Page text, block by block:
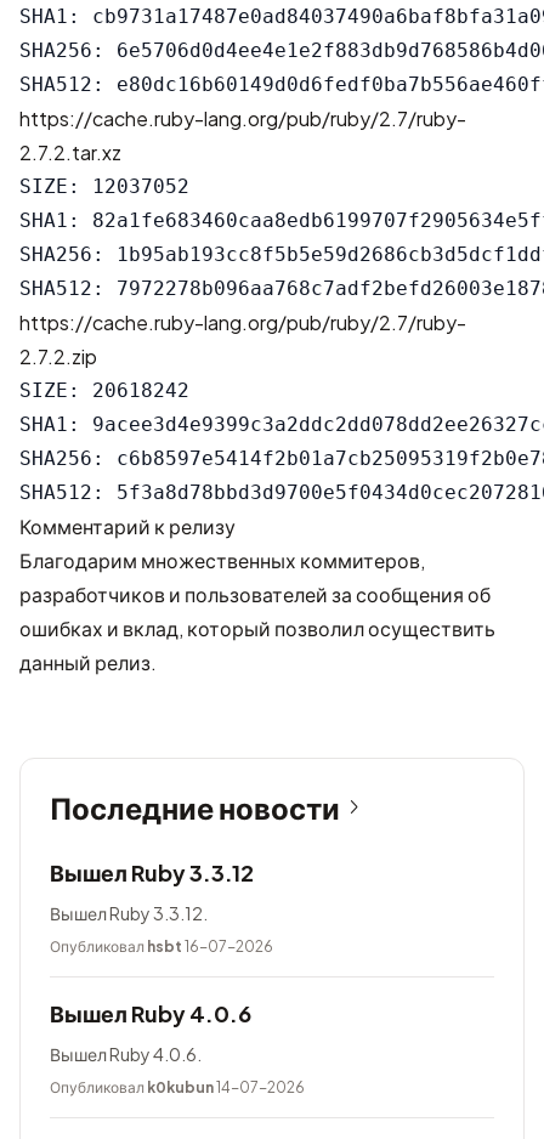
SHA1:
SHA256:
https://cache.ruby-lang.org/pub/ruby/2.7/ruby-
2.7.2.tar.xz
SIZE: 12037052
SHA1:
SHA256:
https://cache.ruby-lang.org/pub/ruby/2.7/ruby-
2.7.2.zip
SIZE: 20618242
SHA1:
SHA256:
Комментарий к релизу
Благодарим множественных коммитеров,
разработчиков и пользователей за сообщения об
ошибках и вклад, который позволил осуществить
данный релиз.
Последние новости
Вышел Ruby 3.3.12
Вышел Ruby 3.3.12.
Опубликовал hsbt 16-07-2026
Вышел Ruby 4.0.6
Вышел Ruby 4.0.6.
Опубликовал k0kubun14-07-2026